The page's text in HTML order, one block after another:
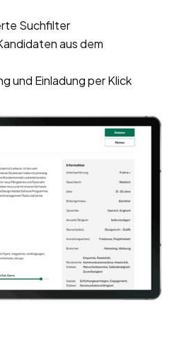
Suchfilter
aus dem
und Einladung per Klick